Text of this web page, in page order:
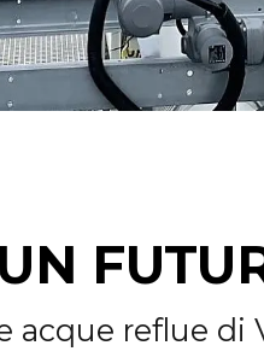
reflue di